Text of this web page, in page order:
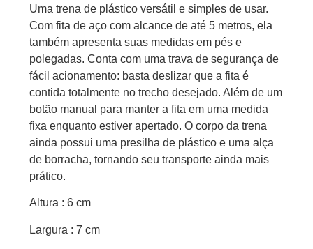
Uma trena de plástico versátil e simples de usar.
Com fita de aço com alcance de até 5 metros, ela
também apresenta suas medidas em pés e
polegadas. Conta com uma trava de segurança de
fácil acionamento: basta deslizar que a fita é
contida totalmente no trecho desejado. Além de um
botão manual para manter a fita em uma medida
fixa enquanto estiver apertado. O corpo da trena
ainda possui uma presilha de plástico e uma alça
de borracha, tornando seu transporte ainda mais
prático.
Altura : 6 cm
Largura : 7 cm